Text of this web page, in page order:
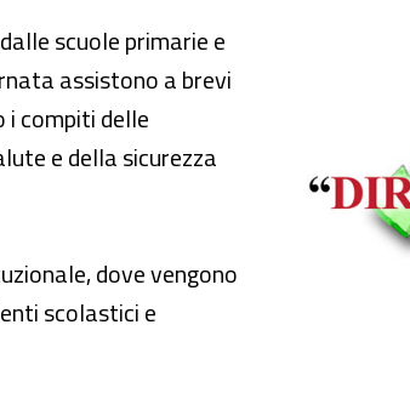
scuole primarie e
assistono a brevi
i compiti delle
e della sicurezza
dove vengono
scolastici e